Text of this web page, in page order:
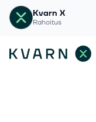
Kvarn X
Rahoitus